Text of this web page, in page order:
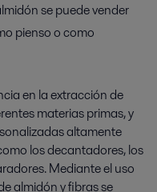
se puede vender
pienso o como
en la extracción de
materias primas, y
altamente
los decantadores, los
Mediante el uso
almidón y fibras se